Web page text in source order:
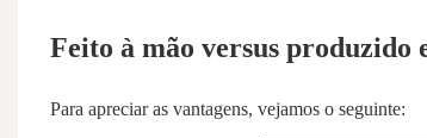
Feito à mão versus produzido
Para apreciar as vantagens, vejamos o seguinte: